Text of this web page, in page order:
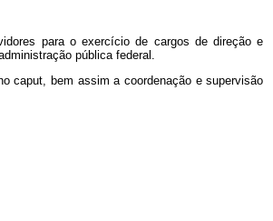
para o exercício de cargos de direção e
pública federal.
caput, bem assim a coordenação e supervisão